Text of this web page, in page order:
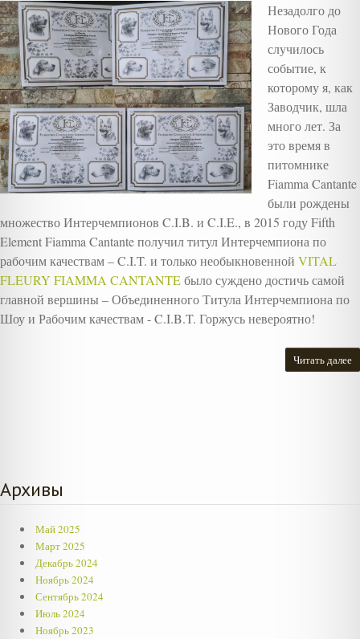
Незадолго до
Нового Года
случилось
событие, к
которому я, как
Заводчик, шла
много лет. За
это время в
питомнике
Fiamma Cantante
были рождены
множество Интерчемпионов C.I.B. и C.I.E., в 2015 году Fifth
Element Fiamma Cantante получил титул Интерчемпиона по
рабочим качествам – C.I.T. и только необыкновенной VITAL
FLEURY FIAMMA CANTANTEбыло суждено достичь самой
главной вершины – Объединенного Титула Интерчемпиона по
Шоу и Рабочим качествам - C.I.B.T. Горжусь невероятно!
Читать далее
Архивы
Май 2025
Март 2025
Декабрь 2024
Ноябрь 2024
Сентябрь 2024
Июль 2024
Ноябрь 2023